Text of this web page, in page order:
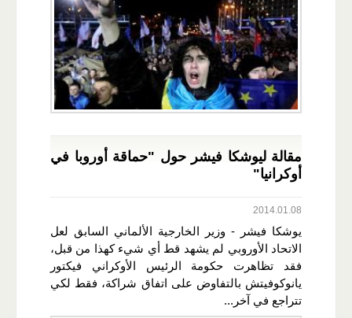
مقالة ليوشكا فيشر حول "حماقة أوروبا في
أوكرانيا"
2014.01.08
يوشكا فيشر - وزير الخارجية الألماني السابق لعل
الاتحاد الأوروبي لم يشهد قط أي شيء كهذا من قبل،
فقد تظاهرت حكومة الرئيس الأوكراني فيكتور
يانوكوفيتش بالتفاوض على اتفاق شراكة، فقط لكي
تتراجع في آخر...